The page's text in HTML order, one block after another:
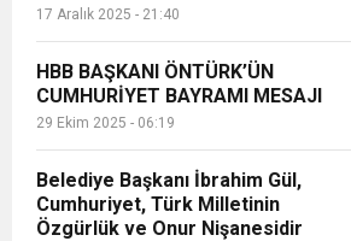
17 Aralık 2025 - 21:40
HBB BAŞKANI ÖNTÜRK’ÜN
CUMHURİYET BAYRAMI MESAJI
29 Ekim 2025 - 06:19
Belediye Başkanı İbrahim Gül,
Cumhuriyet, Türk Milletinin
Özgürlük ve Onur Nişanesidir